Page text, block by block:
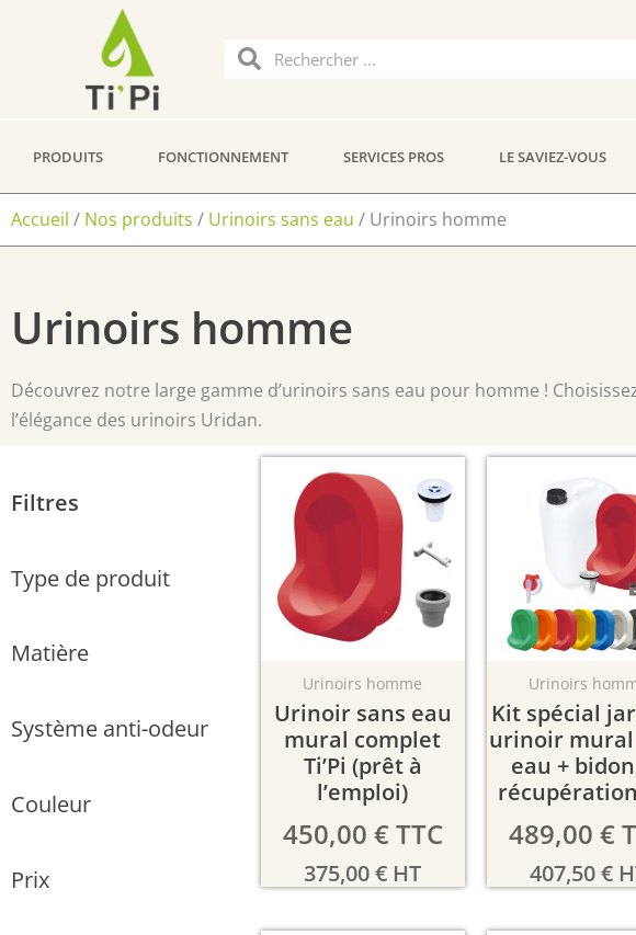
Rechercher
Rechercher
PRODUITS FONCTIONNEMENT SERVICES PROS LE SAVIEZ-VOUS
Accueil / Nos produits / Urinoirs sans eau / Urinoirs homme
Urinoirs homme
Découvrez notre large gamme d’urinoirs sans eau pour homme !
l’élégance des urinoirs Uridan.
Filtres
Type de produit
Matière
Système anti-odeur
Couleur
Prix
Urinoirs homme
Urinoir sans eau
mural complet
Ti’Pi (prêt à
l’emploi)
450,00 €TTC
375,00€ HT
Urinoirs
Kit spécial
urinoir mural
eau +
489,00 €
407,50€